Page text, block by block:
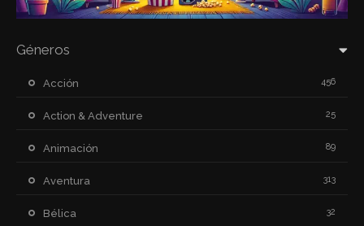
Géneros
Acción 456
Action & Adventure 25
Animación 89
Aventura 313
Bélica 32